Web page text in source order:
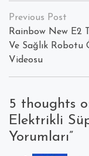
Yazı
dolaşımı
Rainbow New E2
Ve Sağlık Robotu
Videosu
5 thoughts
Elektrikli
Yorumları”